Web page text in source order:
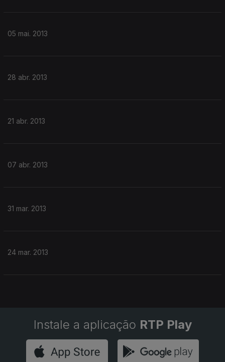
05 mai. 2013
28 abr. 2013
21 abr. 2013
07 abr. 2013
31 mar. 2013
24 mar. 2013
Instale a aplicação RTP Play